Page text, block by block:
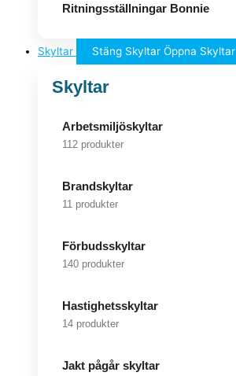
Ritningsställningar Bonnie
Skyltar Stäng Skyltar Öppna Skyltar
Skyltar
Arbetsmiljöskyltar
112 produkter
Brandskyltar
11 produkter
Förbudsskyltar
140 produkter
Hastighetsskyltar
14 produkter
Jakt pågår skyltar